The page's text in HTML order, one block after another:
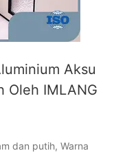
Aksu
Oleh IMLANG
dan putih, Warna